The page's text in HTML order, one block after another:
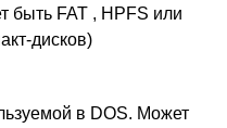
быть FAT , HPFS или
дисков)
в DOS. Может